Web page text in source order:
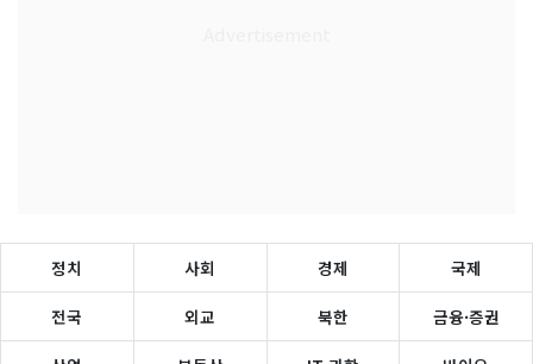
정치 사회 경제 국제
전국 외교 북한 금융·증권